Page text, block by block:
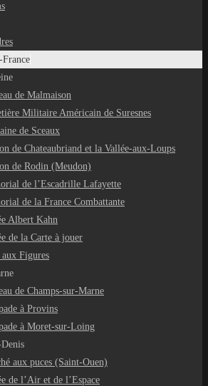
de Malmaison
Militaire Américain de Suresnes
de Sceaux
de Chateaubriand et la Vallée-aux-Loups
de Rodin (Meudon)
de l’Escadrille Lafayette
de la France Combattante
Albert Kahn
de la Carte à jouer
Figures
de Champs-sur-Marne
à Provins
à Moret-sur-Loing
aux puces (Saint-Ouen)
de l’Air et de l’Espace